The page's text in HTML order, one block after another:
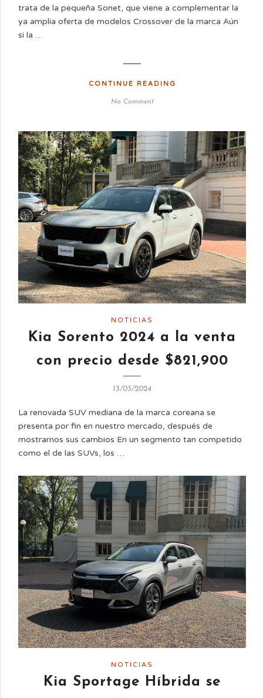
trata de la pequeña Sonet, que viene a complementar la
ya amplia oferta de modelos Crossover de la marca Aún
si la …
CONTINUE READING
No Comment
NOTICIAS
Kia Sorento 2024 a la venta
con precio desde $821,900
13/03/2024
La renovada SUV mediana de la marca coreana se
presenta por fin en nuestro mercado, después de
mostrarnos sus cambios En un segmento tan competido
como el de las SUVs, los …
NOTICIAS
Kia Sportage Híbrida se